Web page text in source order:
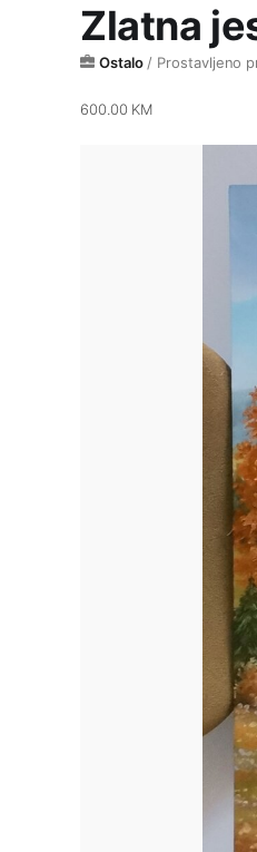
Zlatna
Ostalo/ Prostavljeno
600.00 KM